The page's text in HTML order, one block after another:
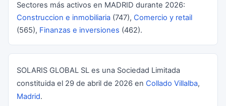
Sectores más activos en MADRID durante 2026:
Construccion e inmobiliaria (747), Comercio y retail
(565), Finanzas e inversiones (462).
SOLARIS GLOBAL SL es una Sociedad Limitada
constituida el 29 de abril de 2026 en Collado Villalba,
Madrid.